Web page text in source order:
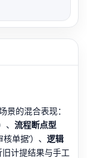
景的混合表现：
流程断点型
单据’）、 逻辑
旧计提结果与手工